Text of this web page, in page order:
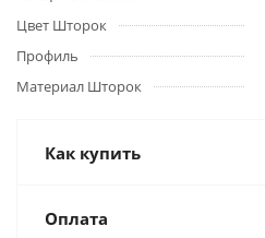
Цвет Шторок
Профиль
Материал Шторок
Как купить
Оплата